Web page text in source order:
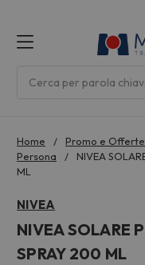
Home Promo e Offerte
Persona
NIVEA
ML
NIVEA
NIVEA SOLARE
SPRAY 200 ML